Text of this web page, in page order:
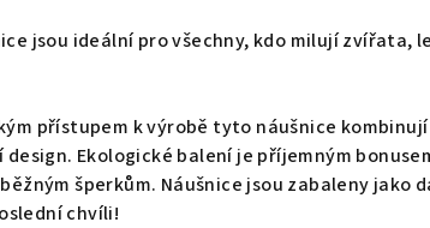
jsou ideální pro všechny, kdo milují zvířata,
přístupem k výrobě tyto náušnice kombinují
Ekologické balení je příjemným
šperkům. Náušnice jsou zabaleny jako
chvíli!